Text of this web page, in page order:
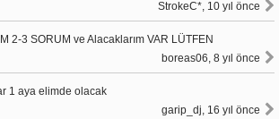
StrokeC*, 10 yıl önce
2-3 SORUM ve Alacaklarım VAR LÜTFEN
boreas06, 8 yıl önce
1 aya elimde olacak
garip_dj, 16 yıl önce